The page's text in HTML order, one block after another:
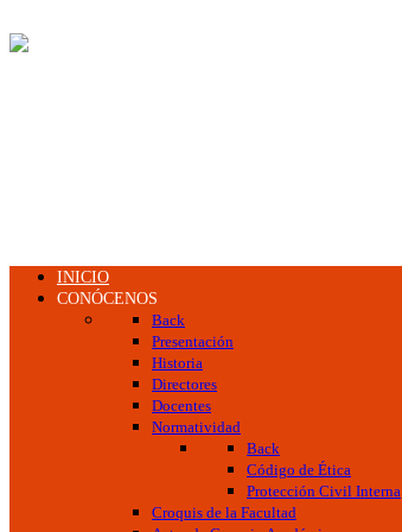
INICIO
CONÓCENOS
Back
Presentación
Historia
Directores
Docentes
Normatividad
Back
Código de Ética
Protección Civil Interna
Croquis de la Facultad